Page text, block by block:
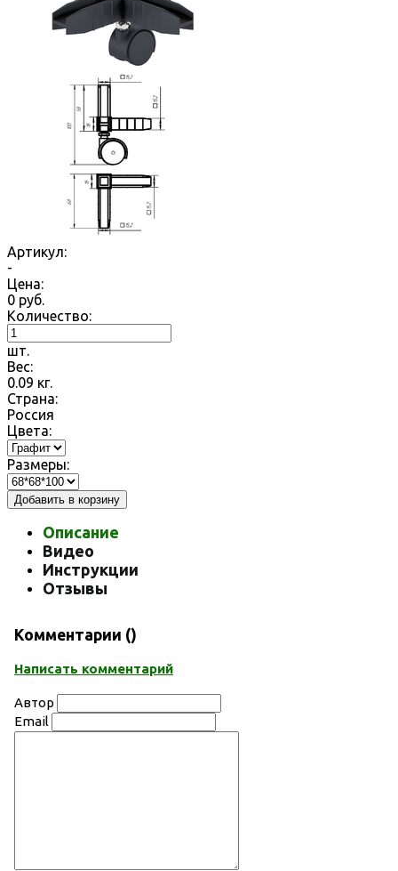
Артикул:
-
Цена:
0 руб.
Количество:
шт.
Вес:
0.09 кг.
Страна:
Россия
Цвета:
Размеры:
Добавить в корзину
Описание
Видео
Инструкции
Отзывы
Комментарии ()
Написать комментарий
Автор
Email